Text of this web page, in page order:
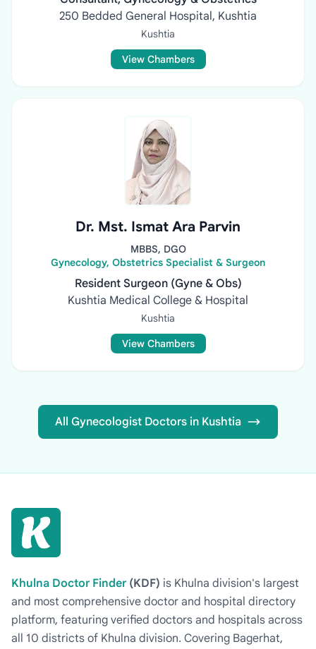
250 Bedded General Hospital, Kushtia
Kushtia
View Chambers
Dr. Mst. Ismat Ara Parvin
MBBS, DGO
Gynecology, Obstetrics Specialist & Surgeon
Resident Surgeon (Gyne & Obs)
Kushtia Medical College & Hospital
Kushtia
View Chambers
All Gynecologist Doctors in Kushtia
Khulna Doctor Finder (KDF) is Khulna division's largest
and most comprehensive doctor and hospital directory
platform, featuring verified doctors and hospitals across
all 10 districts of Khulna division. Covering Bagerhat,